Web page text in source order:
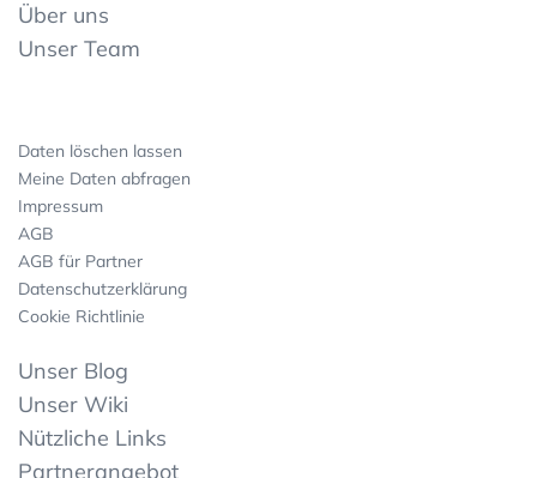
Über uns
Unser Team
Daten löschen lassen
Meine Daten abfragen
Impressum
AGB
AGB für Partner
Datenschutzerklärung
Cookie Richtlinie
Unser Blog
Unser Wiki
Nützliche Links
Partnerangebot